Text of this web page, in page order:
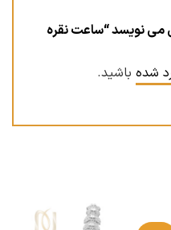
می نویسد “ساعت نقره
شده باشید.